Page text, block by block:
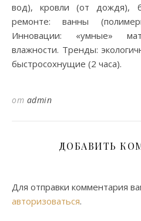
вод), кровли (от дождя),
ремонте: ванны
Инновации: «умные»
влажности. Тренды:
быстросохнущие (2 часа).
от admin
ДОБАВИТЬ
Для отправки комментария
авторизоваться.